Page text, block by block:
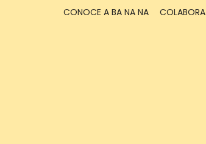
CONOCE A BA NA NA COLABORA